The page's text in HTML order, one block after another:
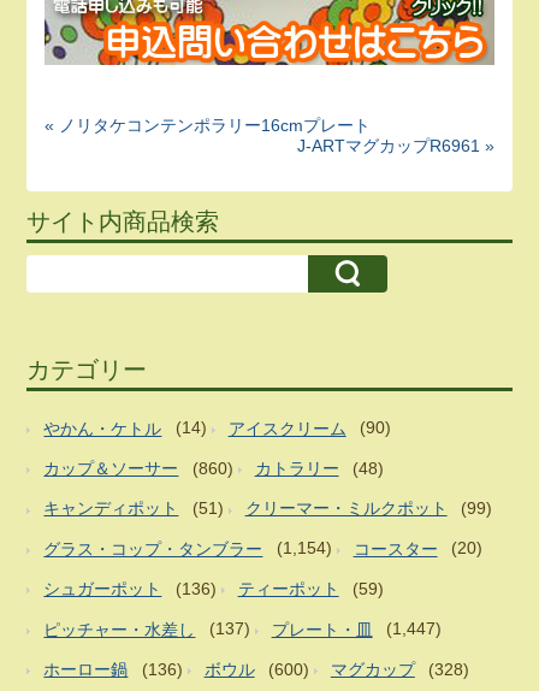
« ノリタケコンテンポラリー16cmプレート
J-ARTマグカップR6961 »
サイト内商品検索
カテゴリー
やかん・ケトル (14) アイスクリーム (90)
カップ＆ソーサー (860) カトラリー (48)
キャンディポット (51) クリーマー・ミルクポット (99)
グラス・コップ・タンブラー (1,154) コースター (20)
シュガーポット (136) ティーポット (59)
ピッチャー・水差し (137) プレート・皿 (1,447)
ホーロー鍋 (136) ボウル (600) マグカップ (328)